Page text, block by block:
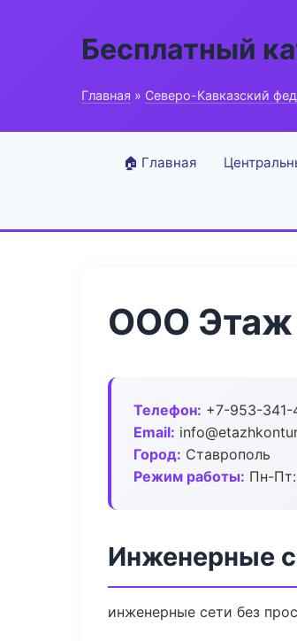
Бесплатный
Главная » Северо-Кавказский
🏠 Главная
ООО Этаж
Телефон: +7-953-341-
Email:
Город: Ставрополь
Режим работы: Пн-
Инженерные
инженерные сети без